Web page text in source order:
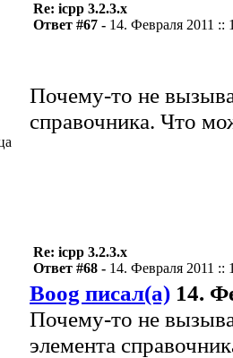
Re: icpp 3.2.3.x
Ответ #67 - 14. Февраля 2011 ::
Почему-то не
справочника. Что
Re: icpp 3.2.3.x
Ответ #68 - 14. Февраля 2011 ::
Boog писал(а) 14.
Почему-то не
элемента